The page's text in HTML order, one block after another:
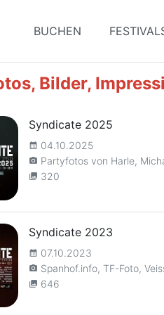
BUCHEN
Bilder,
Syndicate 2025
calendar_month 04.10.2025
camera_alt Partyfotos von Harle,
collections 320
Syndicate 2023
calendar_month 07.10.2023
camera_alt Spanhof.info, TF-Foto,
collections 646